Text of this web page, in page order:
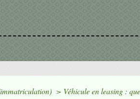
> Véhicule en leasing :